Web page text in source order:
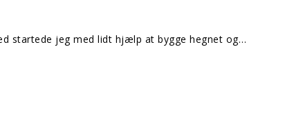
startede jeg med lidt hjælp at bygge hegnet og…